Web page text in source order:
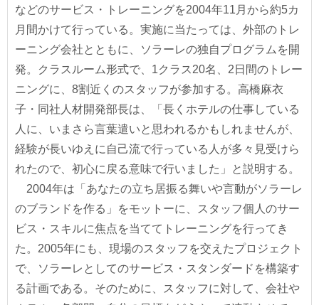
などのサービス・トレーニングを2004年11月から約5カ
月間かけて行っている。実施に当たっては、外部のトレ
ーニング会社とともに、ソラーレの独自プログラムを開
発。クラスルーム形式で、1クラス20名、2日間のトレー
ニングに、8割近くのスタッフが参加する。高橋麻衣
子・同社人材開発部長は、「長くホテルの仕事している
人に、いまさら言葉遣いと思われるかもしれませんが、
経験が長いゆえに自己流で行っている人が多々見受けら
れたので、初心に戻る意味で行いました」と説明する。
2004年は「あなたの立ち居振る舞いや言動がソラーレ
のブランドを作る」をモットーに、スタッフ個人のサー
ビス・スキルに焦点を当ててトレーニングを行ってき
た。2005年にも、現場のスタッフを交えたプロジェクト
で、ソラーレとしてのサービス・スタンダードを構築す
る計画である。そのために、スタッフに対して、会社や